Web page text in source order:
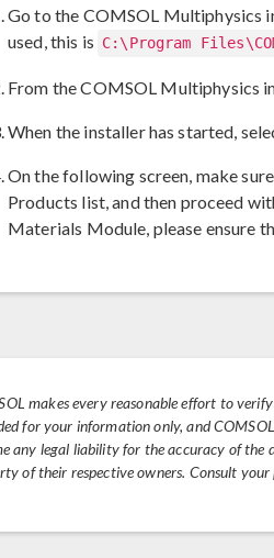
Go to the COMSOL Multiphysics
used, this is C:\Program
From the COMSOL Multiphysics
When the installer has started,
On the following screen, make
Products list, and then proceed
Materials Module, please ensure
makes every reasonable effort to
for your information only, and
any legal liability for the accuracy of the
of their respective owners. Consult